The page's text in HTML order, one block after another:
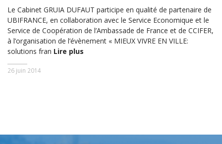
Le Cabinet GRUIA DUFAUT participe en qualité de partenaire de
UBIFRANCE, en collaboration avec le Service Economique et le
Service de Coopération de l’Ambassade de France et de CCIFER,
à l’organisation de l’évènement « MIEUX VIVRE EN VILLE:
solutions fran Lire plus
26 juin 2014